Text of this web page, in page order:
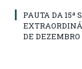
PAUTA DA 15ª
DE DEZEMBRO